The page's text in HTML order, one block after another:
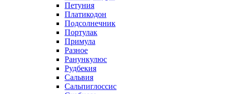
Петуния
Платикодон
Подсолнечник
Портулак
Примула
Разное
Ранункулюс
Рудбекия
Сальвия
Сальпиглоссис